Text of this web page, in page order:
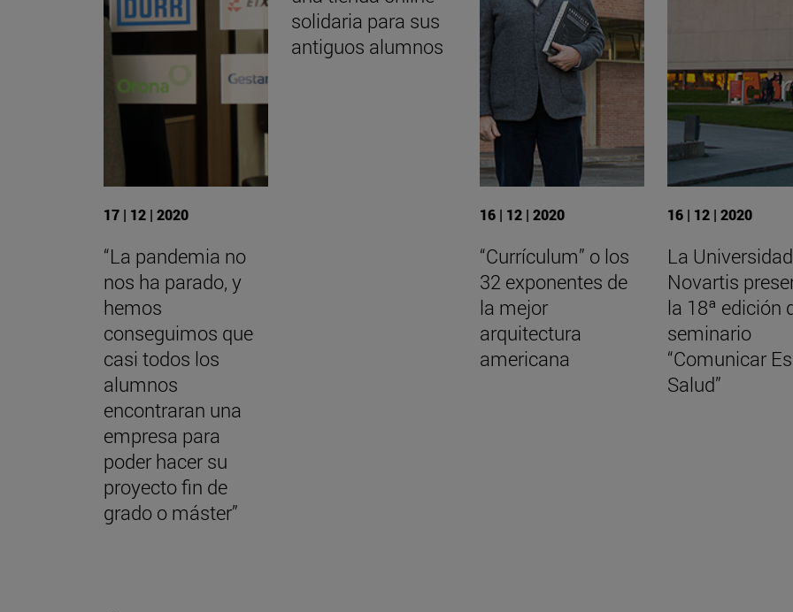
17 | 12 | 2020
“La pandemia no
nos ha parado, y
hemos
conseguimos que
casi todos los
alumnos
encontraran una
empresa para
poder hacer su
proyecto fin de
grado o máster”
solidaria para sus
antiguos alumnos
16 | 12 | 2020
“Currículum” o los
32 exponentes de
la mejor
arquitectura
americana
16 | 12 | 2020
La
Novartis
la 18ª edición
seminario
“Comunicar Es
Salud”